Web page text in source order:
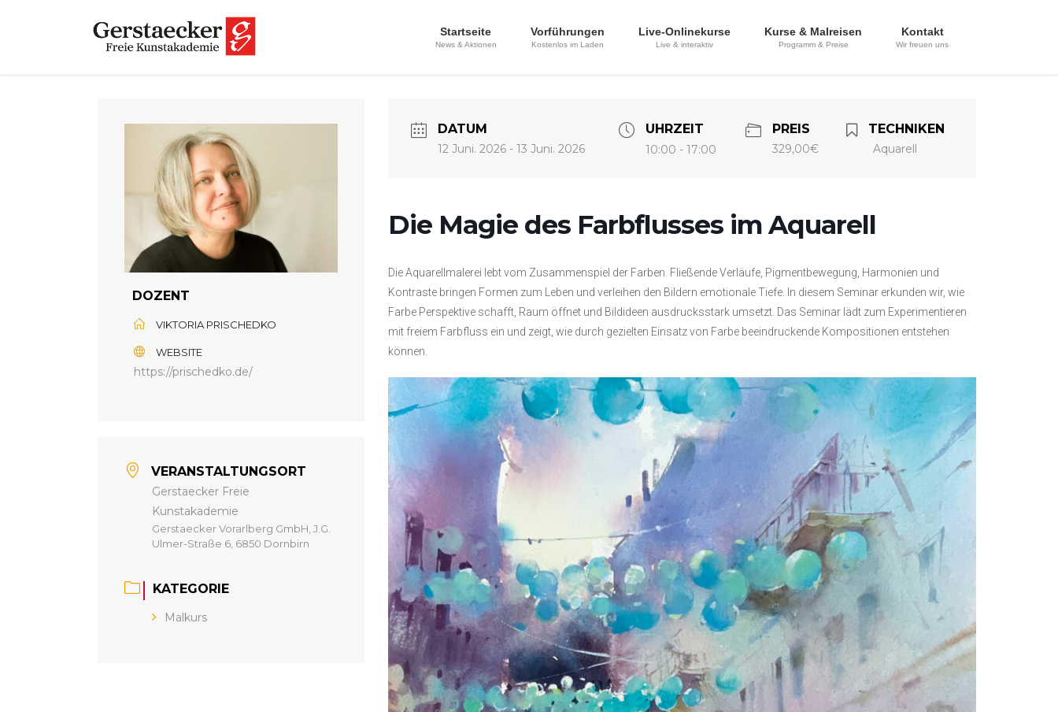
Startseite
News & Aktionen
Vorführungen
Kostenlos im Laden
Live-Onlinekurse
Live & interaktiv
Kurse & Malreisen
Programm & Preise
Kontakt
Wir freuen uns
DOZENT
VIKTORIA PRISCHEDKO
WEBSITE
https://prischedko.de/
VERANSTALTUNGSORT
Gerstaecker Freie
Kunstakademie
Gerstaecker Vorarlberg GmbH, J.G.
Ulmer-Straße 6, 6850 Dornbirn
KATEGORIE
Malkurs
DATUM
12 Juni. 2026- 13 Juni. 2026
UHRZEIT
10:00 - 17:00
PREIS
329,00€
TECHNIKEN
Aquarell
Die Magie des Farbflusses im Aquarell
Die Aquarellmalerei lebt vom Zusammenspiel der Farben. Fließende Verläufe, Pigmentbewegung, Harmonien und
Kontraste bringen Formen zum Leben und verleihen den Bildern emotionale Tiefe. In diesem Seminar erkunden wir, wie
Farbe Perspektive schafft, Raum öffnet und Bildideen ausdrucksstark umsetzt. Das Seminar lädt zum Experimentieren
mit freiem Farbfluss ein und zeigt, wie durch gezielten Einsatz von Farbe beeindruckende Kompositionen entstehen
können.